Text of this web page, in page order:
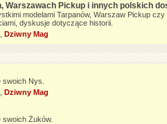
Warszawach Pickup i innych polskich
modelami Tarpanów, Warszaw Pickup
dyskusje dotyczące historii.
Dziwny Mag
Nys.
Dziwny Mag
swoich Żuków.